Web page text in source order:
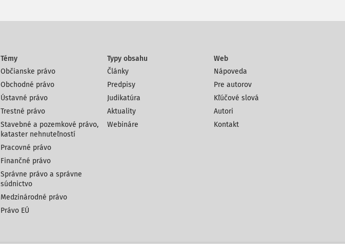
Témy
Občianske právo
Obchodné právo
Ústavné právo
Trestné právo
Stavebné a pozemkové právo,
kataster nehnuteľností
Pracovné právo
Finančné právo
Správne právo a správne
súdnictvo
Medzinárodné právo
Právo EÚ
Typy obsahu
Články
Predpisy
Judikatúra
Aktuality
Webináre
Web
Nápoveda
Pre autorov
Kľúčové slová
Autori
Kontakt